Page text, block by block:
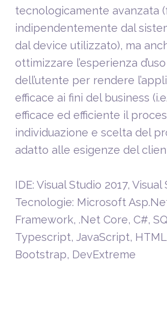
tecnologicamente avanzata
indipendentemente dal
dal device utilizzato), ma
ottimizzare l’esperienza
dell’utente per rendere
efficace ai fini del business
efficace ed efficiente il
individuazione e scelta del
adatto alle esigenze del
IDE: Visual Studio 2017,
Tecnologie: Microsoft
Framework, .Net Core, C#,
Typescript, JavaScript, HTML
Bootstrap, DevExtreme